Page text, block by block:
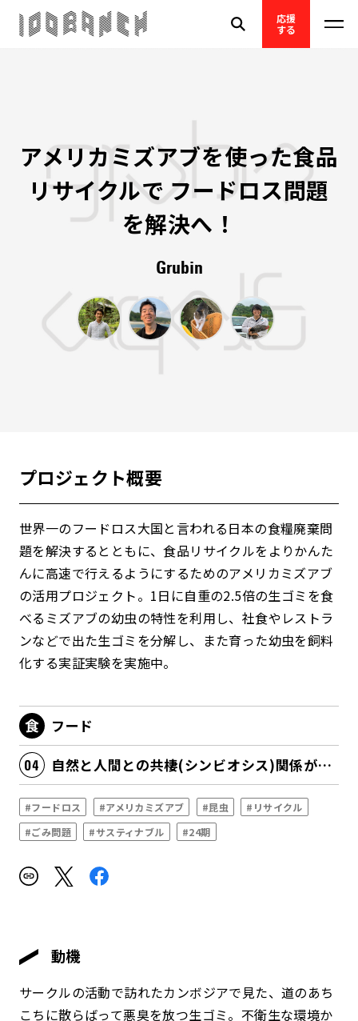
応援
する
アメリカミズアブを使った食品
リサイクルで フードロス問題
を解決へ！
Grubin
プロジェクト概要
世界一のフードロス大国と言われる日本の食糧廃棄問
題を解決するとともに、食品リサイクルをよりかんた
んに高速で行えるようにするためのアメリカミズアブ
の活用プロジェクト。1日に自重の2.5倍の生ゴミを食
べるミズアブの幼虫の特性を利用し、社食やレストラ
ンなどで出た生ゴミを分解し、また育った幼虫を飼料
化する実証実験を実施中。
フード
自然と人間との共棲(シンビオシス)関係が深化する
#フードロス #アメリカミズアブ #昆虫
#リサイクル
#ごみ問題
#サスティナブル #24期
動機
サークルの活動で訪れたカンボジアで見た、道のあち
こちに散らばって悪臭を放つ生ゴミ。不衛生な環境か